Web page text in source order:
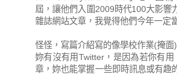
屆，讓他們入圍2009時代100大影響
雜誌網站文章，我覺得他們今年一定
怪怪，寫篇介紹寫的像學校作業(掩
妳有沒有用Twitter，是因為若你有
章，妳也能掌握一些即時訊息或有趣